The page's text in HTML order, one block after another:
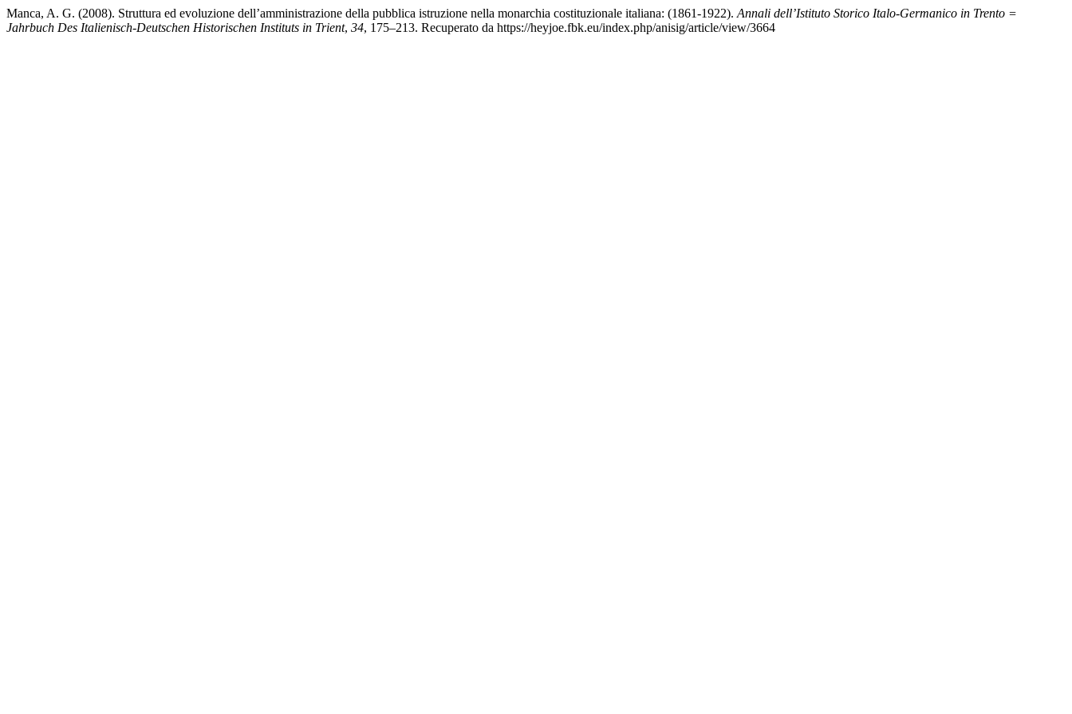
Manca, A. G. (2008). Struttura ed evoluzione dell’amministrazione della pubblica istruzione nella monarchia costituzionale italiana: (1861-1922). Annali dell’Istituto Storico Italo-Germanico in Trento =
Jahrbuch Des Italienisch-Deutschen Historischen Instituts in Trient, 34, 175–213. Recuperato da https://heyjoe.fbk.eu/index.php/anisig/article/view/3664